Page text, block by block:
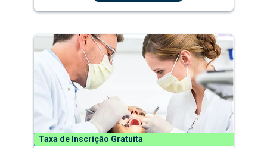
Taxa de Inscrição Gratuita